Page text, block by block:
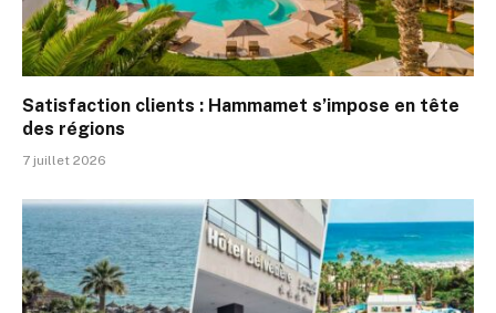
Satisfaction clients : Hammamet s’impose en tête
des régions
7 juillet 2026